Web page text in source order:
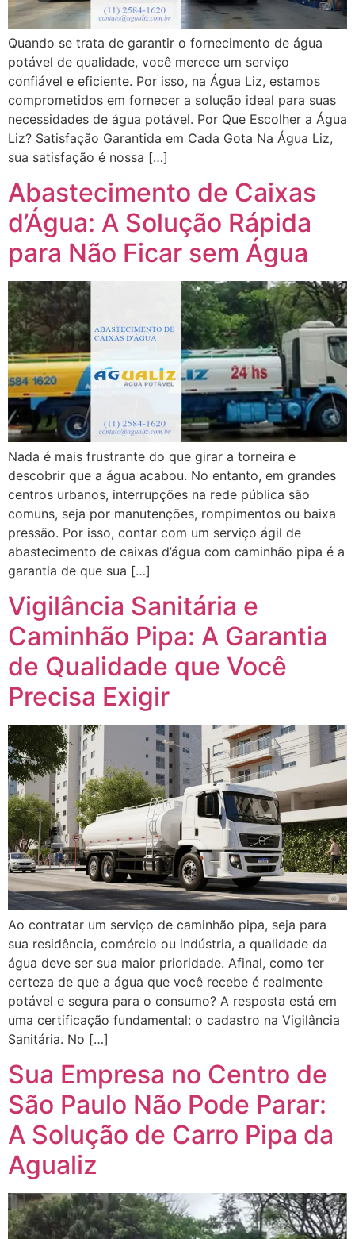
Quando se trata de garantir o fornecimento de água
potável de qualidade, você merece um serviço
confiável e eficiente. Por isso, na Água Liz, estamos
comprometidos em fornecer a solução ideal para suas
necessidades de água potável. Por Que Escolher a Água
Liz? Satisfação Garantida em Cada Gota Na Água Liz,
sua satisfação é nossa […]
Abastecimento de Caixas
d’Água: A Solução Rápida
para Não Ficar sem Água
Nada é mais frustrante do que girar a torneira e
descobrir que a água acabou. No entanto, em grandes
centros urbanos, interrupções na rede pública são
comuns, seja por manutenções, rompimentos ou baixa
pressão. Por isso, contar com um serviço ágil de
abastecimento de caixas d’água com caminhão pipa é a
garantia de que sua […]
Vigilância Sanitária e
Caminhão Pipa: A Garantia
de Qualidade que Você
Precisa Exigir
Ao contratar um serviço de caminhão pipa, seja para
sua residência, comércio ou indústria, a qualidade da
água deve ser sua maior prioridade. Afinal, como ter
certeza de que a água que você recebe é realmente
potável e segura para o consumo? A resposta está em
uma certificação fundamental: o cadastro na Vigilância
Sanitária. No […]
Sua Empresa no Centro de
São Paulo Não Pode Parar:
A Solução de Carro Pipa da
Agualiz